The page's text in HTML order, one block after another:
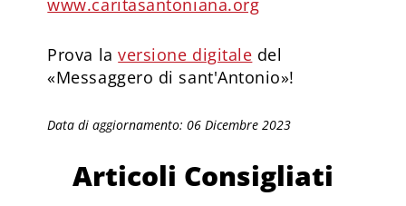
Prova laversione digitale del
«Messaggero di sant'Antonio»!
Data di aggiornamento: 06 Dicembre 2023
Articoli Consigliati